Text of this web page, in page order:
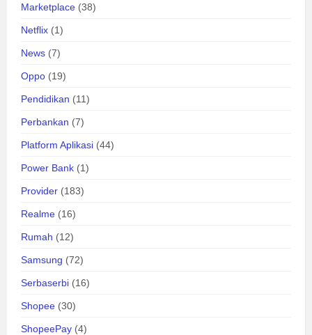
Marketplace (38)
Netflix (1)
News (7)
Oppo (19)
Pendidikan (11)
Perbankan (7)
Platform Aplikasi (44)
Power Bank (1)
Provider (183)
Realme (16)
Rumah (12)
Samsung (72)
Serbaserbi (16)
Shopee (30)
ShopeePay (4)